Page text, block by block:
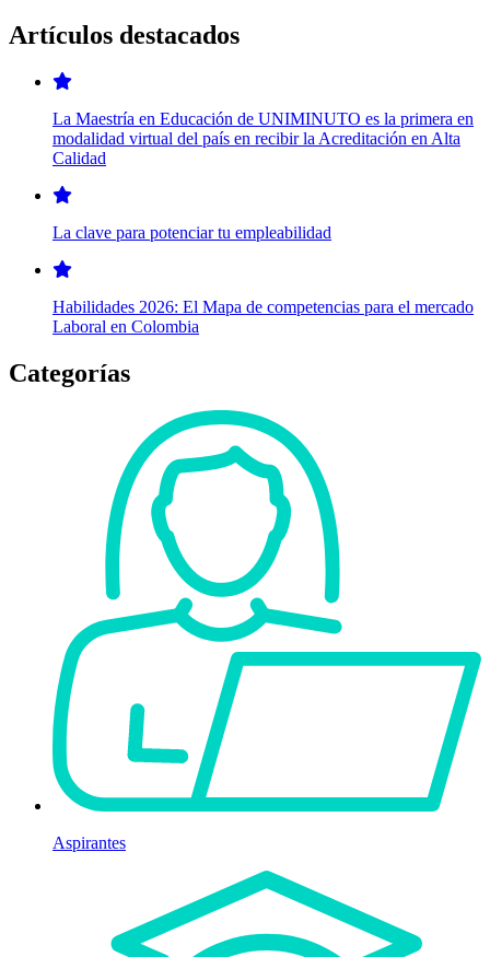
Artículos destacados
La Maestría en Educación de UNIMINUTO es la primera en
modalidad virtual del país en recibir la Acreditación en Alta
Calidad
La clave para potenciar tu empleabilidad
Habilidades 2026: El Mapa de competencias para el mercado
Laboral en Colombia
Categorías
Aspirantes